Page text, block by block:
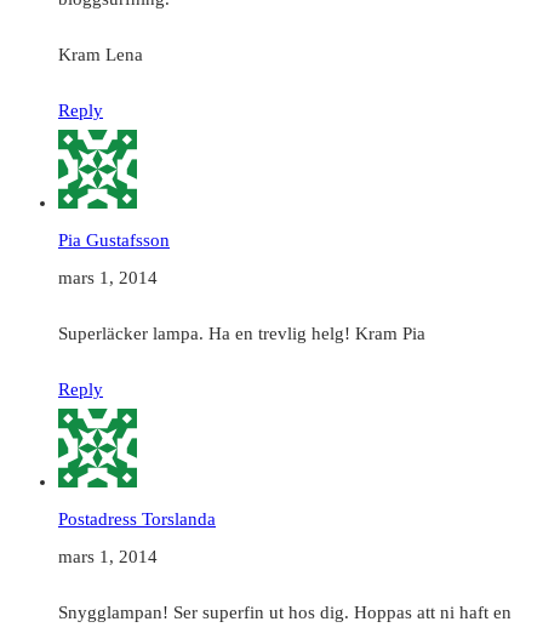
Kram Lena
Reply
Pia Gustafsson
mars 1, 2014
Superläcker lampa. Ha en trevlig helg! Kram Pia
Reply
Postadress Torslanda
mars 1, 2014
Snygglampan! Ser superfin ut hos dig. Hoppas att ni haft en